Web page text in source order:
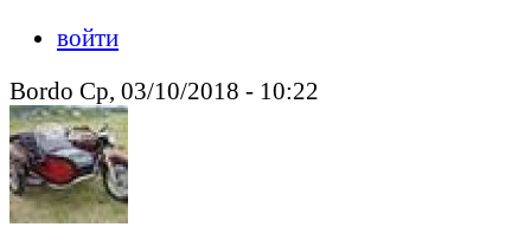
войти
Bordo Ср, 03/10/2018 - 10:22